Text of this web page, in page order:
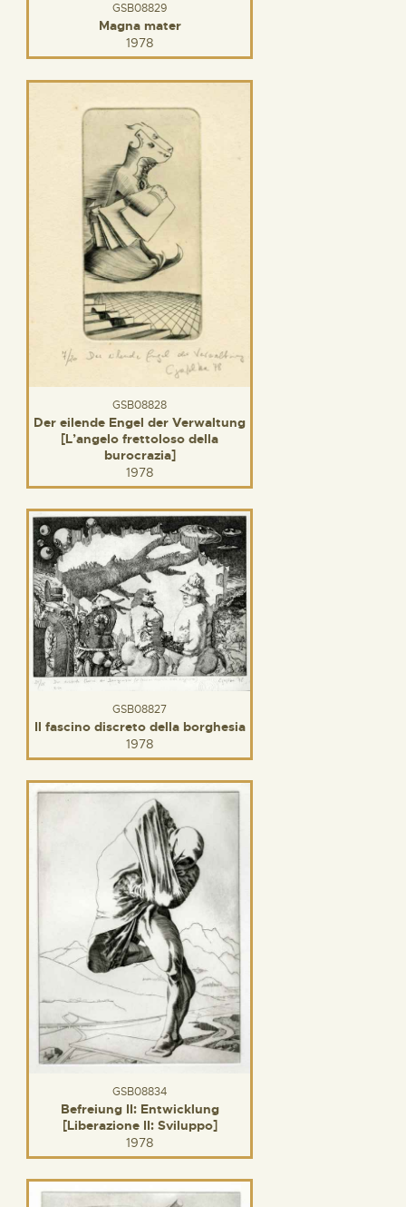
GSB08829
Magna mater
1978
GSB08828
Der eilende Engel der Verwaltung
[L’angelo frettoloso della
burocrazia]
1978
GSB08827
Il fascino discreto della borghesia
1978
GSB08834
Befreiung II: Entwicklung
[Liberazione II: Sviluppo]
1978